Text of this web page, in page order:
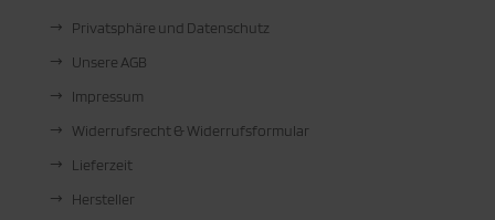
Privatsphäre und Datenschutz
Unsere AGB
Impressum
Widerrufsrecht & Widerrufsformular
Lieferzeit
Hersteller